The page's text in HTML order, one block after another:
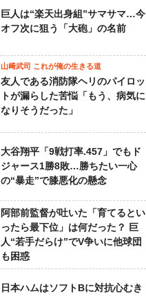
巨人は“楽天出身組”サマサマ…今
オフ次に狙う「大砲」の名前
山﨑武司 これが俺の生きる道
友人である消防隊ヘリのパイロッ
トが漏らした苦悩「もう、病気に
なりそうだった」
大谷翔平「9戦打率.457」でもド
ジャース1勝8敗…勝ちたい一心
の“暴走”で膝悪化の懸念
阿部前監督が吐いた「育てるとい
ったら最下位」は何だった？ 巨
人“若手だらけ”でV争いに他球団
も困惑
日本ハムはソフトBに対抗心むき